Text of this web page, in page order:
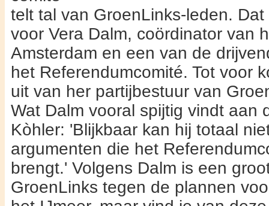
telt tal van GroenLinks-leden.
voor Vera Dalm, coördinator van
Amsterdam en een van de
het Referendumcomité. Tot voor
uit van her partijbestuur van
Wat Dalm vooral spijtig vindt aan
Kòhler: 'Blijkbaar kan hij totaal
argumenten die het
brengt.' Volgens Dalm is een
GroenLinks tegen de plannen